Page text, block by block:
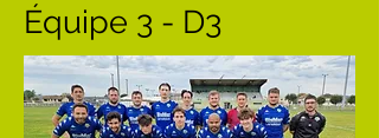
Équipe 3 - D3